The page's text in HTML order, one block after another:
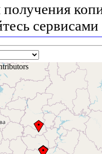
получения
сервисами